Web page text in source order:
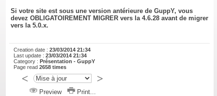
Si votre site est sous une version antérieure de GuppY, vous
devez OBLIGATOIREMENT MIGRER vers la 4.6.28 avant de migrer
vers la 5.0.x.
Creation date : 23/03/2014 21:34
Last update : 23/03/2014 21:34
Category : Présentation - GuppY
Page read 2658 times
Preview Print...